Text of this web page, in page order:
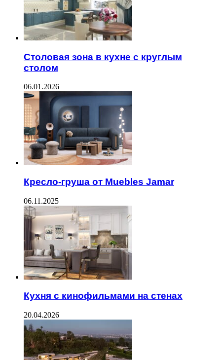
Столовая зона в кухне с круглым
столом
06.01.2026
Кресло-груша от Muebles Jamar
06.11.2025
Кухня с кинофильмами на стенах
20.04.2026